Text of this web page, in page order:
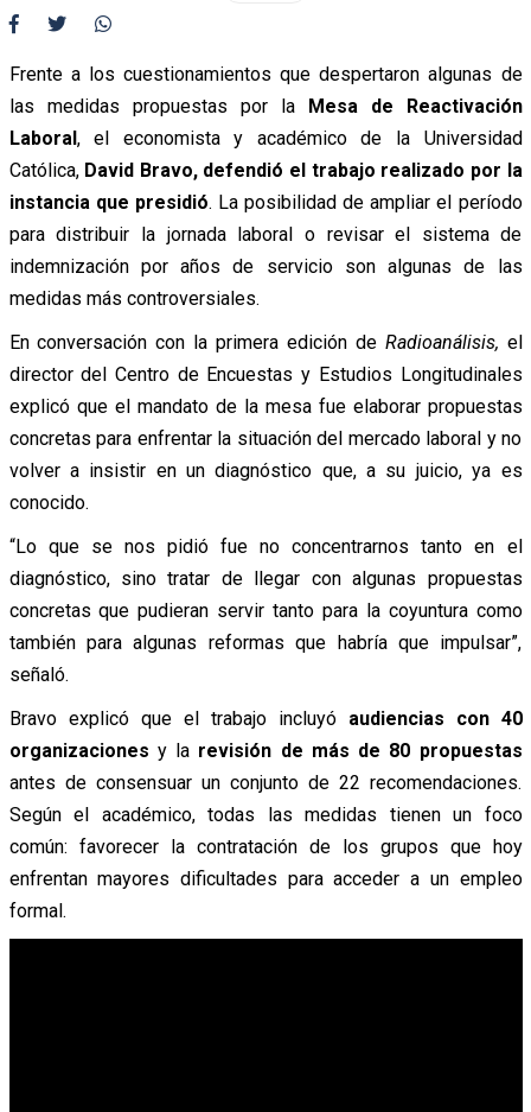
Frente a los cuestionamientos que despertaron algunas de
las medidas propuestas por la Mesa de Reactivación
Laboral, el economista y académico de la Universidad
Católica, David Bravo, defendió el trabajo realizado por la
instancia que presidió. La posibilidad de ampliar el período
para distribuir la jornada laboral o revisar el sistema de
indemnización por años de servicio son algunas de las
medidas más controversiales.
En conversación con la primera edición de Radioanálisis, el
director del Centro de Encuestas y Estudios Longitudinales
explicó que el mandato de la mesa fue elaborar propuestas
concretas para enfrentar la situación del mercado laboral y no
volver a insistir en un diagnóstico que, a su juicio, ya es
conocido.
“Lo que se nos pidió fue no concentrarnos tanto en el
diagnóstico, sino tratar de llegar con algunas propuestas
concretas que pudieran servir tanto para la coyuntura como
también para algunas reformas que habría que impulsar”,
señaló.
Bravo explicó que el trabajo incluyó audiencias con 40
organizaciones y la revisión de más de 80 propuestas
antes de consensuar un conjunto de 22 recomendaciones.
Según el académico, todas las medidas tienen un foco
común: favorecer la contratación de los grupos que hoy
enfrentan mayores dificultades para acceder a un empleo
formal.